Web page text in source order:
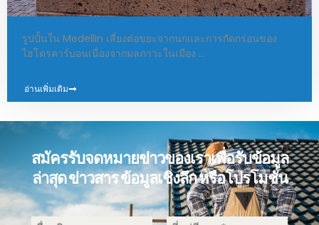
รูปปั้นใน Medellin เสี่ยงต่อขยะจากนกและการกัดกร่อนของ
ไฮโดรคาร์บอนเนื่องจากมลภาวะในเมือง …
อ่านเพิ่มเติม
สมัครรับจดหมายข่าวของเราเพื่อรับข้อมูล
ล่าสุด ข่าวสาร ข้อมูลเชิงลึก หรือโปรโมชั่น